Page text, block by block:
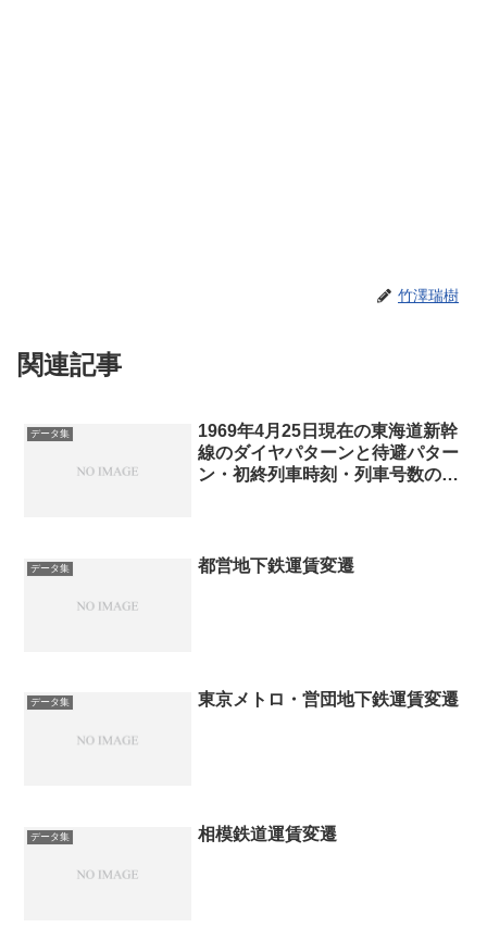
竹澤瑞樹
関連記事
データ集
1969年4月25日現在の東海道新幹
線のダイヤパターンと待避パター
ン・初終列車時刻・列車号数の付
データ集 都営地下鉄運賃変遷
データ集 東京メトロ・営団地下鉄運賃変遷
データ集 相模鉄道運賃変遷